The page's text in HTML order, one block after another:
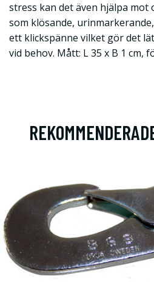
stress kan det även hjälpa mot
som klösande,
ett klickspänne vilket gör det
vid behov. Mått: L 35 x B 1 cm,